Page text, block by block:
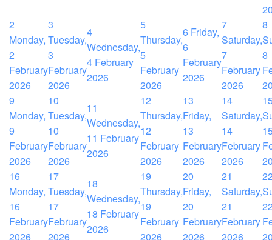
2
Monday,
2
February
2026
3
Tuesday,
3
February
2026
4
Wednesday,
4 February
2026
5
Thursday,
5
February
2026
6 Friday,
6
February
2026
7
Saturday,
7
February
2026
8
8
9
Monday,
9
February
2026
10
Tuesday,
10
February
2026
11
Wednesday,
11 February
2026
12
Thursday,
12
February
2026
13
Friday,
13
February
2026
14
Saturday,
14
February
2026
16
Monday,
16
February
2026
17
Tuesday,
17
February
2026
18
Wednesday,
18 February
2026
19
Thursday,
19
February
2026
20
Friday,
20
February
2026
21
Saturday,
21
February
2026